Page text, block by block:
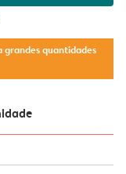
grandes quantidades